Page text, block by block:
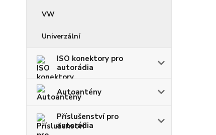
VW
Univerzální
ISO konektory pro
autorádia
Autoantény
Příslušenství pro
autorádia